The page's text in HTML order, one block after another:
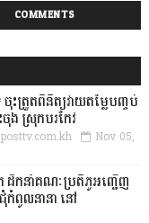
COMMENTS
ះត្រួតពិនិត្យវាយតម្លៃបញ្ចប់
ស្រុកបរកែវ
Nov 05,
ដឹកនាំគណៈប្រតិភូអញ្ជើញ
កំពូលនានា នៅ